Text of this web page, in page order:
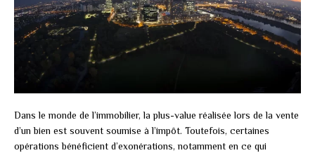
Dans le monde de l’immobilier, la plus-value réalisée lors de la vente
d’un bien est souvent soumise à l’impôt. Toutefois, certaines
opérations bénéficient d’exonérations, notamment en ce qui